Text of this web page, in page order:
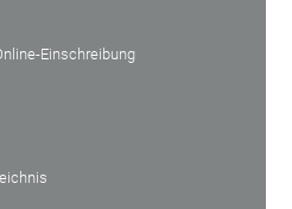
Einschreibung